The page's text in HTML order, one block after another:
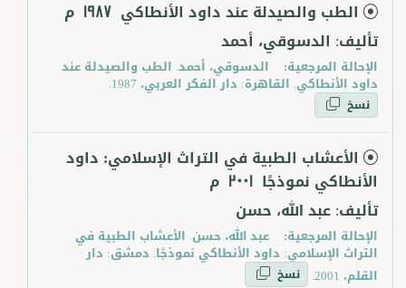
الطب والصيدلة عند داود الأنطاكي 1987 م
تأليف: الدسوقي، أحمد
الإحالة المرجعية: الدسوقي، أحمد. الطب والصيدلة عند
داود الأنطاكي. القاهرة: دار الفكر العربي، 1987.
نسخ
الأعشاب الطبية في التراث الإسلامي: داود
الأنطاكي نموذجًا 2001 م
تأليف: عبد الله، حسن
الإحالة المرجعية: عبد الله، حسن. الأعشاب الطبية في
التراث الإسلامي: داود الأنطاكي نموذجًا. دمشق: دار
القلم، 2001.
نسخ